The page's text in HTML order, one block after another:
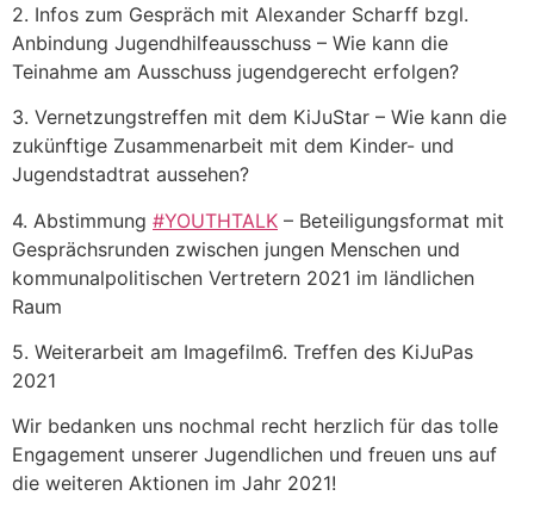
2. Infos zum Gespräch mit Alexander Scharff bzgl.
Anbindung Jugendhilfeausschuss – Wie kann die
Teinahme am Ausschuss jugendgerecht erfolgen?
3. Vernetzungstreffen mit dem KiJuStar – Wie kann die
zukünftige Zusammenarbeit mit dem Kinder- und
Jugendstadtrat aussehen?
4. Abstimmung #YOUTHTALK – Beteiligungsformat mit
Gesprächsrunden zwischen jungen Menschen und
kommunalpolitischen Vertretern 2021 im ländlichen
Raum
5. Weiterarbeit am Imagefilm6. Treffen des KiJuPas
2021
Wir bedanken uns nochmal recht herzlich für das tolle
Engagement unserer Jugendlichen und freuen uns auf
die weiteren Aktionen im Jahr 2021!